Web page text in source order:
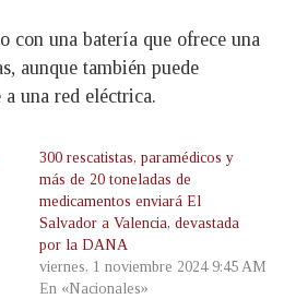
con una batería que ofrece una
aunque también puede
a una red eléctrica.
300 rescatistas, paramédicos y
más de 20 toneladas de
medicamentos enviará El
Salvador a Valencia, devastada
por la DANA
viernes, 1 noviembre 2024 9:45 AM
En «Nacionales»